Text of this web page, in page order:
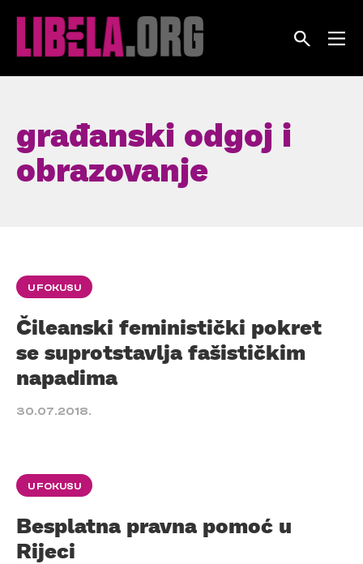
građanski odgoj i
obrazovanje
U FOKUSU
Čileanski feministički pokret
se suprotstavlja fašističkim
napadima
30.07.2018.
U FOKUSU
Besplatna pravna pomoć u
Rijeci